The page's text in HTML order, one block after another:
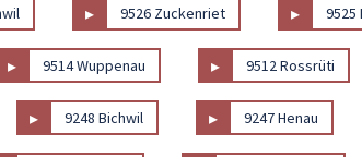
▸ 9526 Zuckenriet ▸ 9525
▸ 9514 Wuppenau ▸ 9512 Rossrüti
▸ 9248 Bichwil ▸ 9247 Henau